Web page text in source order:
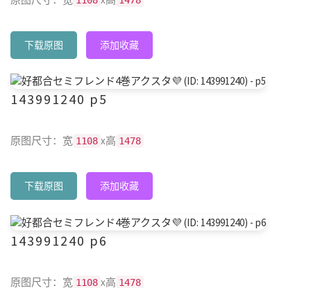
下载原图 添加收藏
143991240 p5
原图尺寸：宽 1108 x高 1478
下载原图 添加收藏
143991240 p6
原图尺寸：宽 1108 x高 1478